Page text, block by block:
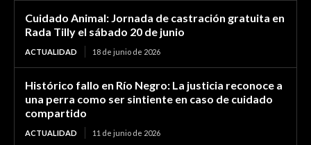
Cuidado Animal: Jornada de castración gratuita en
Rada Tilly el sábado 20 de junio
ACTUALIDAD 18 de junio de 2026
Histórico fallo en Río Negro: La justicia reconoce a
una perra como ser sintiente en caso de cuidado
compartido
ACTUALIDAD 11 de junio de 2026